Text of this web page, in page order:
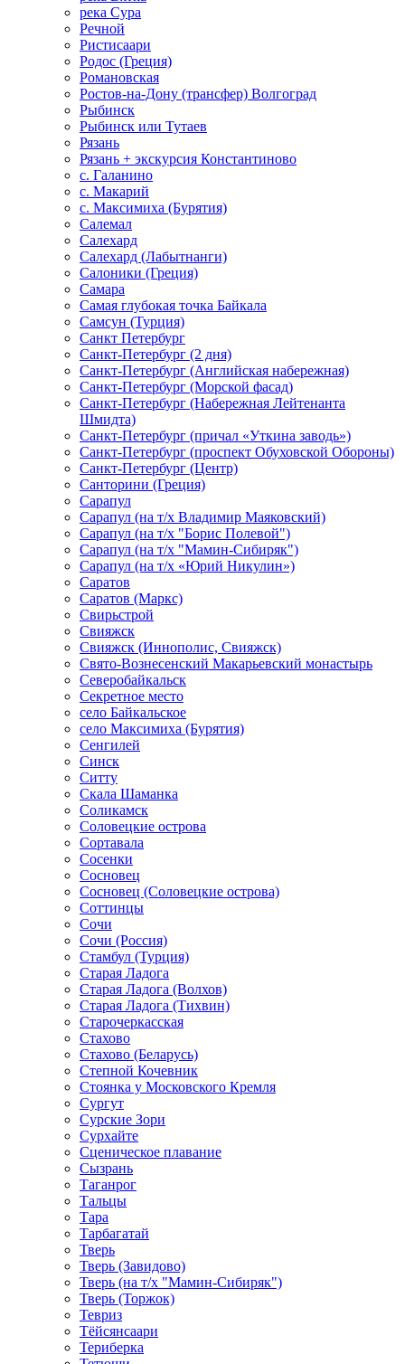
река Сура
Речной
Ристисаари
Родос (Греция)
Романовская
Ростов-на-Дону (трансфер) Волгоград
Рыбинск
Рыбинск или Тутаев
Рязань
Рязань + экскурсия Константиново
с. Галанино
с. Макарий
с. Максимиха (Бурятия)
Салемал
Салехард
Салехард (Лабытнанги)
Салоники (Греция)
Самара
Самая глубокая точка Байкала
Самсун (Турция)
Санкт Петербург
Санкт-Петербург (2 дня)
Санкт-Петербург (Английская набережная)
Санкт-Петербург (Морской фасад)
Санкт-Петербург (Набережная Лейтенанта
Шмидта)
Санкт-Петербург (причал «Уткина заводь»)
Санкт-Петербург (проспект Обуховской Обороны)
Санкт-Петербург (Центр)
Санторини (Греция)
Сарапул
Сарапул (на т/х Владимир Маяковский)
Сарапул (на т/х "Борис Полевой")
Сарапул (на т/х "Мамин-Сибиряк")
Сарапул (на т/х «Юрий Никулин»)
Саратов
Саратов (Маркс)
Свирьстрой
Свияжск
Свияжск (Иннополис, Свияжск)
Свято-Вознесенский Макарьевский монастырь
Северобайкальск
Секретное место
село Байкальское
село Максимиха (Бурятия)
Сенгилей
Синск
Ситту
Скала Шаманка
Соликамск
Соловецкие острова
Сортавала
Сосенки
Сосновец
Сосновец (Соловецкие острова)
Соттинцы
Сочи
Сочи (Россия)
Стамбул (Турция)
Старая Ладога
Старая Ладога (Волхов)
Старая Ладога (Тихвин)
Старочеркасская
Стахово
Стахово (Беларусь)
Степной Кочевник
Стоянка у Московского Кремля
Сургут
Сурские Зори
Сурхайте
Сценическое плавание
Сызрань
Таганрог
Тальцы
Тара
Тарбагатай
Тверь
Тверь (Завидово)
Тверь (на т/х "Мамин-Сибиряк")
Тверь (Торжок)
Тевриз
Тёйсянсаари
Териберка